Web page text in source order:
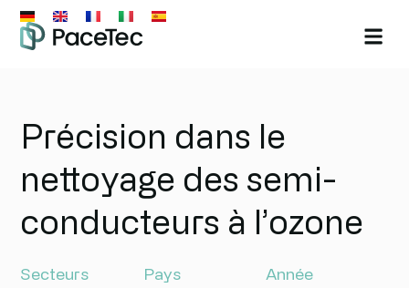
Précision dans le
nettoyage des semi-
conducteurs à l’ozone
Secteurs
Pays
Année